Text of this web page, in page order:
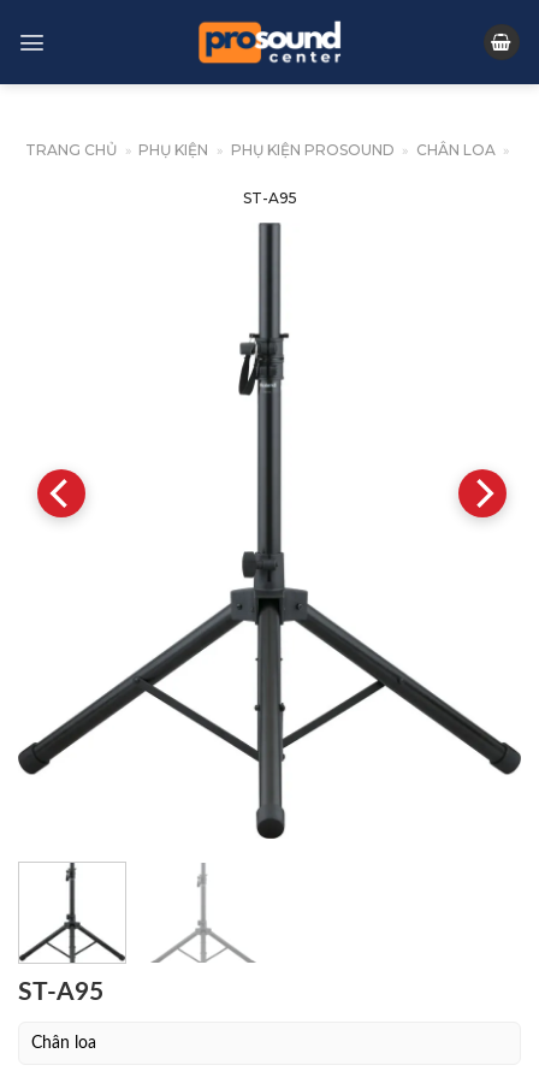
TRANG CHỦ » PHỤ KIỆN » PHỤ KIỆN PROSOUND » CHÂN LOA »
ST-A95
ST-A95
Chân loa